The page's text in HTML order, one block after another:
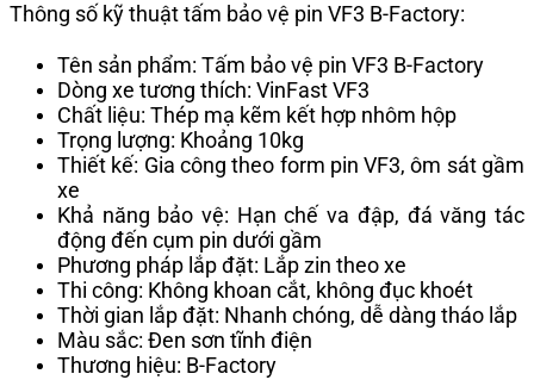
Thông số kỹ thuật tấm bảo vệ pin VF3 B-Factory:
Tên sản phẩm: Tấm bảo vệ pin VF3 B-Factory
Dòng xe tương thích: VinFast VF3
Chất liệu: Thép mạ kẽm kết hợp nhôm hộp
Trọng lượng: Khoảng 10kg
Thiết kế: Gia công theo form pin VF3, ôm sát gầm
xe
Khả năng bảo vệ: Hạn chế va đập, đá văng tác
động đến cụm pin dưới gầm
Phương pháp lắp đặt: Lắp zin theo xe
Thi công: Không khoan cắt, không đục khoét
Thời gian lắp đặt: Nhanh chóng, dễ dàng tháo lắp
Màu sắc: Đen sơn tĩnh điện
Thương hiệu: B-Factory